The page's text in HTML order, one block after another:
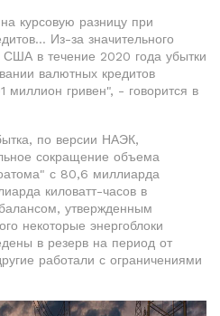
курсовую разницу при
Из-за значительного
США в течение 2020 года убытки
валютных кредитов
миллион гривен", - говорится в
по версии НАЭК,
сокращение объема
с 80,6 миллиарда
киловатт-часов в
утвержденным
некоторые энергоблоки
в резерв на период от
работали с ограничениями